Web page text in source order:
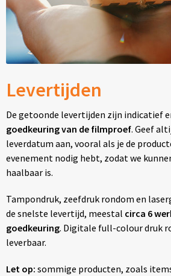
Levertijden
De getoonde levertijden zijn indicatief
goedkeuring van de filmproef. Geef
leverdatum aan, vooral als je de
evenement nodig hebt, zodat we
haalbaar is.
Tampondruk, zeefdruk rondom en
de snelste levertijd, meestal circa 6
goedkeuring. Digitale full-colour druk
leverbaar.
Let op: sommige producten, zoals